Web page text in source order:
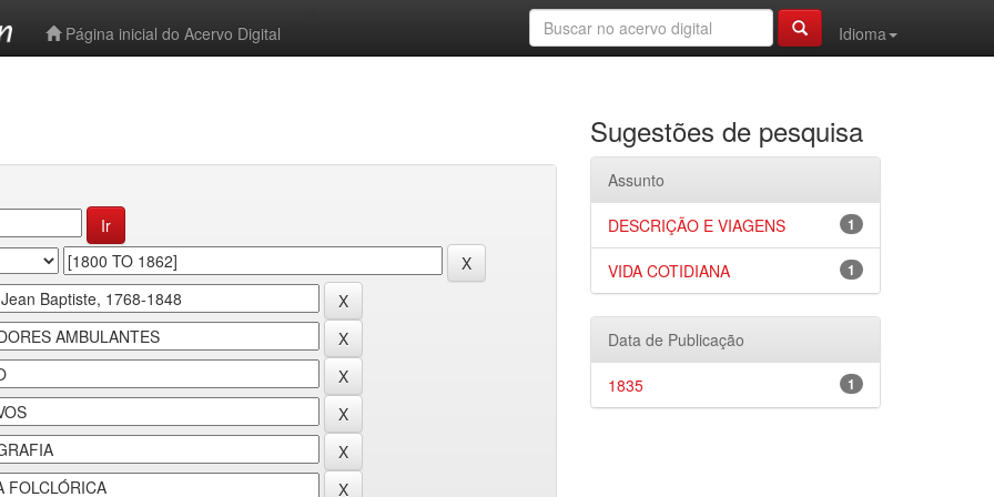
Página inicial do Acervo Digital
Idioma
Sugestões de pesquisa
Assunto
1
DESCRIÇÃO E VIAGENS
1
VIDA COTIDIANA
Data de Publicação
1
1835